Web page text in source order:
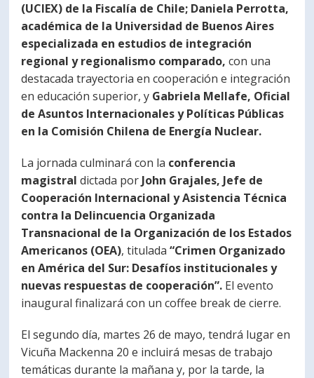
(UCIEX) de la Fiscalía de Chile; Daniela Perrotta,
académica de la Universidad de Buenos Aires
especializada en estudios de integración
regional y regionalismo comparado, con una
destacada trayectoria en cooperación e integración
en educación superior, y Gabriela Mellafe, Oficial
de Asuntos Internacionales y Políticas Públicas
en la Comisión Chilena de Energía Nuclear.
La jornada culminará con la conferencia
magistraldictada por John Grajales, Jefe de
Cooperación Internacional y Asistencia Técnica
contra la Delincuencia Organizada
Transnacional de la Organización de los Estados
Americanos (OEA), titulada“Crimen Organizado
en América del Sur: Desafíos institucionales y
nuevas respuestas de cooperación”. El evento
inaugural finalizará con un coffee break de cierre.
El segundo día, martes 26 de mayo, tendrá lugar en
Vicuña Mackenna 20 e incluirá mesas de trabajo
temáticas durante la mañana y, por la tarde, la